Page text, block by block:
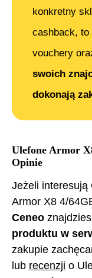
konkretny
cashback, to
vouchery
swoich
dokonają
Ulefone Armor
Opinie
Jeżeli interesują
Armor X8 4/
Ceneo
produktu w
zakupie
lub recenzji o